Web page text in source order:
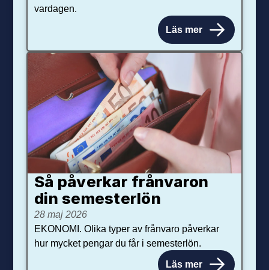
vardagen.
Läs mer
Så påverkar från­varon
din semester­lön
28 maj 2026
EKONOMI. Olika typer av frånvaro påverkar
hur mycket pengar du får i semesterlön.
Läs mer